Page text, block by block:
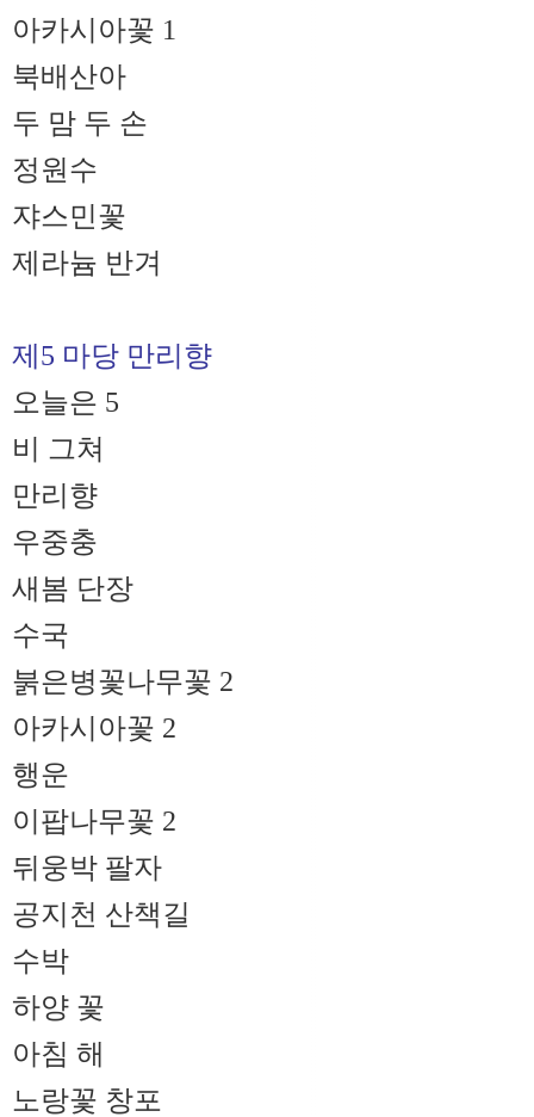
아카시아꽃 1
북배산아
두 맘 두 손
정원수
쟈스민꽃
제라늄 반겨
제5 마당 만리향
오늘은 5
비 그쳐
만리향
우중충
새봄 단장
수국
붉은병꽃나무꽃 2
아카시아꽃 2
행운
이팝나무꽃 2
뒤웅박 팔자
공지천 산책길
수박
하양 꽃
아침 해
노랑꽃 창포